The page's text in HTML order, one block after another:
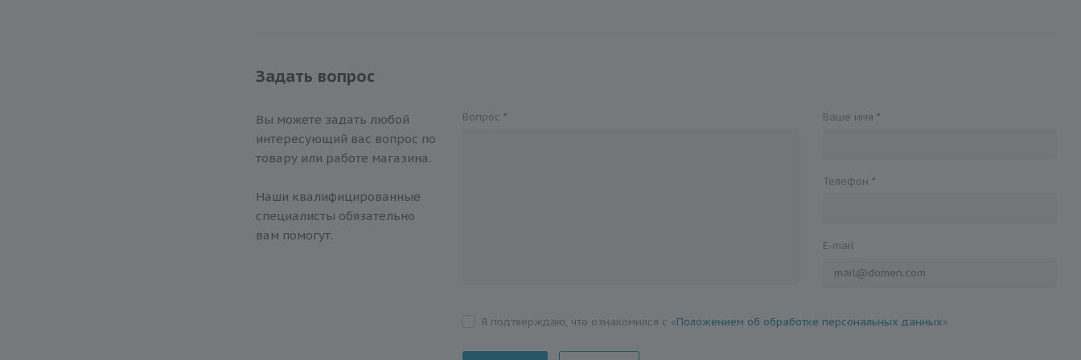
Задать вопрос
Вы можете задать любой
интересующий вас вопрос по
товару или работе магазина.
Наши квалифицированные
специалисты обязательно
вам помогут.
Вопрос * Ваше имя*
Телефон*
E-mail
Я подтверждаю, что ознакомился с «Положением об обработке персональных данных»